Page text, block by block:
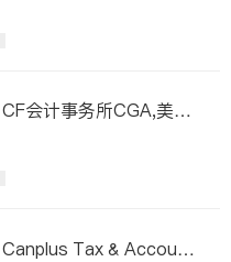
CF会计事务所CGA,美国
Canplus Tax & Account